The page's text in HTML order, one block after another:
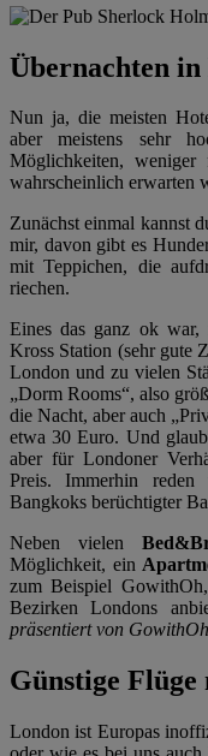
Übernachten in
Nun ja, die meisten
aber meistens sehr
Möglichkeiten,
wahrscheinlich erwarten
Zunächst einmal kannst
mir, davon gibt es
mit Teppichen, die
riechen.
Eines das ganz ok
Kross Station (sehr gute
London und zu vielen
„Dorm Rooms“, also
die Nacht, aber auch
etwa 30 Euro. Und
aber für Londoner
Preis. Immerhin
Bangkoks berüchtigter
Neben vielen
Möglichkeit, ein
zum Beispiel
Bezirken Londons
präsentiert von
Günstige Flüge
London ist Europas